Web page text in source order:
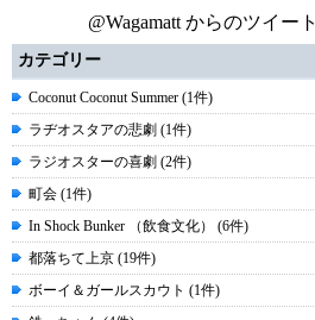
@Wagamatt からのツイート
カテゴリー
Coconut Coconut Summer (1件)
ラヂオスタアの悲劇 (1件)
ラジオスターの喜劇 (2件)
町会 (1件)
In Shock Bunker （飲食文化） (6件)
都落ちて上京 (19件)
ボーイ＆ガールスカウト (1件)